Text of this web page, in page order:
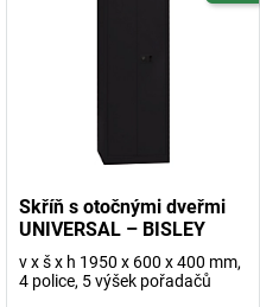
Skříň s otočnými dveřmi
UNIVERSAL – BISLEY
v x š x h 1950 x 600 x 400 mm,
4 police, 5 výšek pořadačů